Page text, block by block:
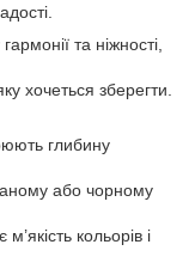
та ніжності,
хочеться зберегти.
глибину
або чорному
кольорів і